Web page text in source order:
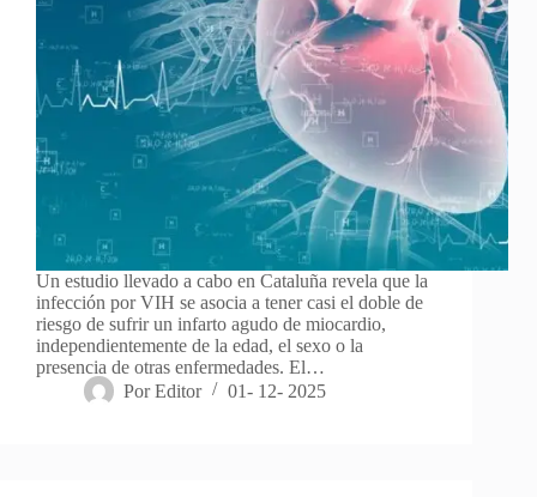
Un estudio llevado a cabo en Cataluña revela que la
infección por VIH se asocia a tener casi el doble de
riesgo de sufrir un infarto agudo de miocardio,
independientemente de la edad, el sexo o la
presencia de otras enfermedades. El…
Por Editor 01- 12- 2025